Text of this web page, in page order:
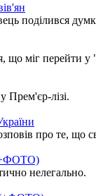
поділився
що міг перейти
Прем'єр-лізі.
про те, що
(+ФОТО)
нелегально.